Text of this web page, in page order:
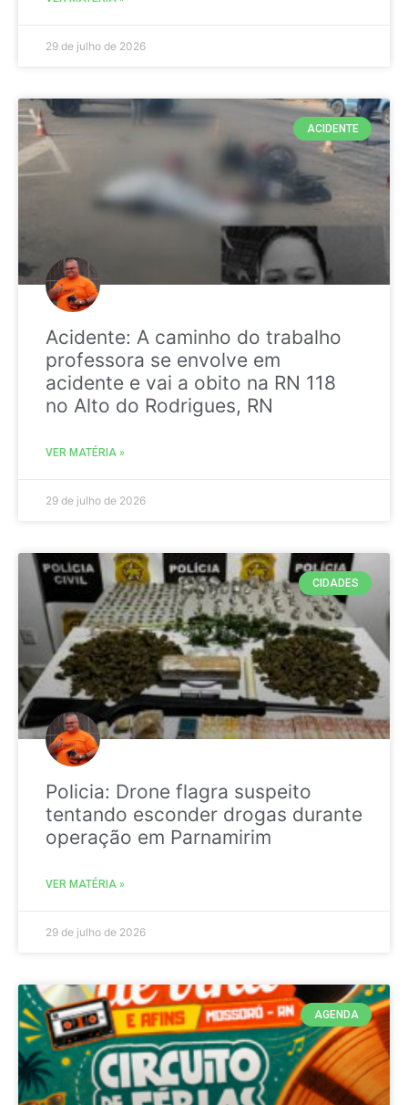
29 de julho de 2026
ACIDENTE
Acidente: A caminho do trabalho
professora se envolve em
acidente e vai a obito na RN 118
no Alto do Rodrigues, RN
VER MATÉRIA »
29 de julho de 2026
CIDADES
Policia: Drone flagra suspeito
tentando esconder drogas durante
operação em Parnamirim
VER MATÉRIA »
29 de julho de 2026
AGENDA